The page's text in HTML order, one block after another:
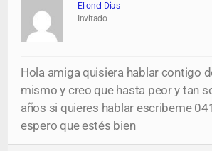
Elionel Dias
Invitado
Hola amiga quisiera hablar contigo
mismo y creo que hasta peor y tan
años si quieres hablar escribeme
espero que estés bien